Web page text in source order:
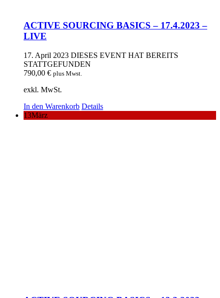
ACTIVE SOURCING BASICS – 17.4.2023 –
LIVE
17. April 2023 DIESES EVENT HAT BEREITS
STATTGEFUNDEN
790,00 € plus Mwst.
exkl. MwSt.
In den Warenkorb Details
13März